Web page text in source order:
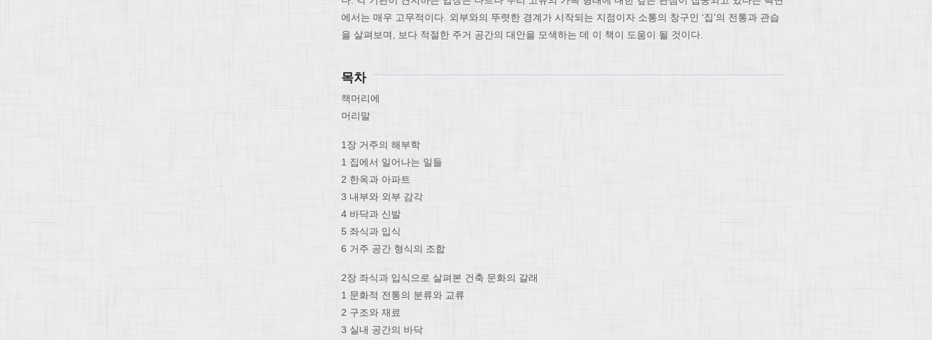
에서는 매우 고무적이다. 외부와의 뚜렷한 경계가 시작되는 지점이자 소통의 창구인 ‘집’의 전통과 관습
을 살펴보며, 보다 적절한 주거 공간의 대안을 모색하는 데 이 책이 도움이 될 것이다.
목차
책머리에
머리말
1장 거주의 해부학
1 집에서 일어나는 일들
2 한옥과 아파트
3 내부와 외부 감각
4 바닥과 신발
5 좌식과 입식
6 거주 공간 형식의 조합
2장 좌식과 입식으로 살펴본 건축 문화의 갈래
1 문화적 전통의 분류와 교류
2 구조와 재료
3 실내 공간의 바닥